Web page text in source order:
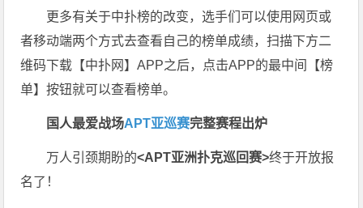
更多有关于中扑榜的改变，选手们可以使用网页或
者移动端两个方式去查看自己的榜单成绩，扫描下方二
维码下载【中扑网】APP之后，点击APP的最中间【榜
单】按钮就可以查看榜单。
国人最爱战场APT亚巡赛完整赛程出炉
万人引颈期盼的<APT亚洲扑克巡回赛>终于开放报
名了！